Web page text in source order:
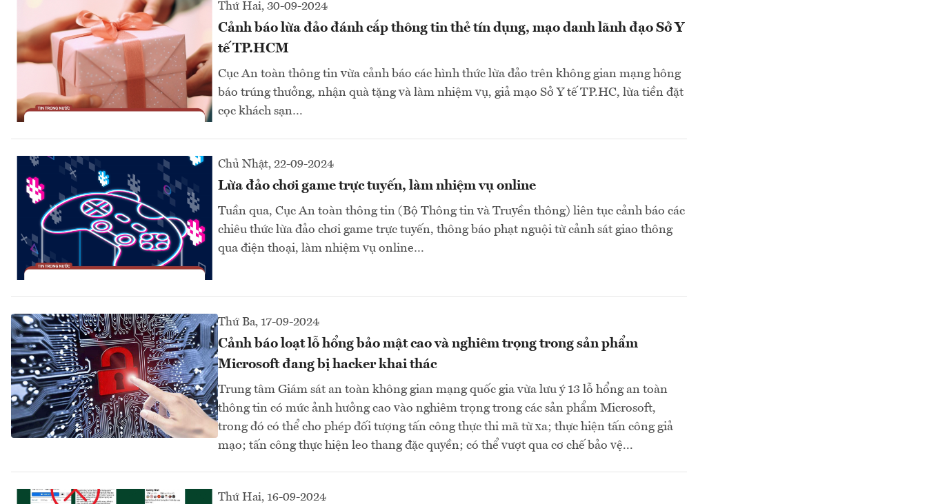
Thứ Hai, 30-09-2024
Cảnh báo lừa đảo đánh cắp thông tin thẻ tín dụng, mạo danh lãnh đạo Sở Y
tế TP.HCM
Cục An toàn thông tin vừa cảnh báo các hình thức lừa đảo trên không gian mạng hông
báo trúng thưởng, nhận quà tặng và làm nhiệm vụ, giả mạo Sở Y tế TP.HC, lừa tiền đặt
cọc khách sạn…
Chủ Nhật, 22-09-2024
Lừa đảo chơi game trực tuyến, làm nhiệm vụ online
Tuần qua, Cục An toàn thông tin (Bộ Thông tin và Truyền thông) liên tục cảnh báo các
chiêu thức lừa đảo chơi game trực tuyến, thông báo phạt nguội từ cảnh sát giao thông
qua điện thoại, làm nhiệm vụ online…
Thứ Ba, 17-09-2024
Cảnh báo loạt lỗ hổng bảo mật cao và nghiêm trọng trong sản phẩm
Microsoft đang bị hacker khai thác
Trung tâm Giám sát an toàn không gian mạng quốc gia vừa lưu ý 13 lỗ hổng an toàn
thông tin có mức ảnh hưởng cao vào nghiêm trọng trong các sản phẩm Microsoft,
trong đó có thể cho phép đối tượng tấn công thực thi mã từ xa; thực hiện tấn công giả
mạo; tấn công thực hiện leo thang đặc quyền; có thể vượt qua cơ chế bảo vệ...
Thứ Hai, 16-09-2024